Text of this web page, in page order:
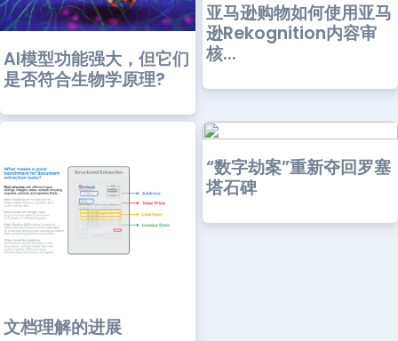
AI模型功能强大，但它们
是否符合生物学原理?
亚马逊购物如何使用亚马
逊Rekognition内容审
核...
文档理解的进展
“数字劫案”重新夺回罗塞
塔石碑